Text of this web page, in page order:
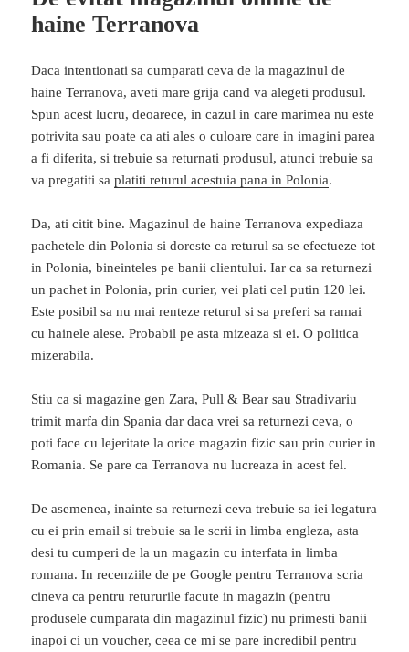
haine Terranova
Daca intentionati sa cumparati ceva de la magazinul de
haine Terranova, aveti mare grija cand va alegeti produsul.
Spun acest lucru, deoarece, in cazul in care marimea nu este
potrivita sau poate ca ati ales o culoare care in imagini parea
a fi diferita, si trebuie sa returnati produsul, atunci trebuie sa
va pregatiti saplatiti returul acestuia pana in Polonia.
Da, ati citit bine. Magazinul de haine Terranova expediaza
pachetele din Polonia si doreste ca returul sa se efectueze tot
in Polonia, bineinteles pe banii clientului. Iar ca sa returnezi
un pachet in Polonia, prin curier, vei plati cel putin 120 lei.
Este posibil sa nu mai renteze returul si sa preferi sa ramai
cu hainele alese. Probabil pe asta mizeaza si ei. O politica
mizerabila.
Stiu ca si magazine gen Zara, Pull & Bear sau Stradivariu
trimit marfa din Spania dar daca vrei sa returnezi ceva, o
poti face cu lejeritate la orice magazin fizic sau prin curier in
Romania. Se pare ca Terranova nu lucreaza in acest fel.
De asemenea, inainte sa returnezi ceva trebuie sa iei legatura
cu ei prin email si trebuie sa le scrii in limba engleza, asta
desi tu cumperi de la un magazin cu interfata in limba
romana. In recenziile de pe Google pentru Terranova scria
cineva ca pentru retururile facute in magazin (pentru
produsele cumparata din magazinul fizic) nu primesti banii
inapoi ci un voucher, ceea ce mi se pare incredibil pentru